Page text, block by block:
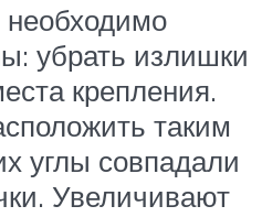
убрать излишки
крепления.
таким
углы совпадали
Увеличивают